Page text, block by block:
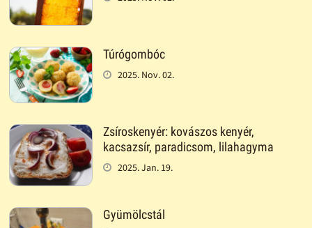
Túrógombóc
2025. Nov. 02.
Zsíroskenyér: kovászos kenyér,
kacsazsír, paradicsom, lilahagyma
2025. Jan. 19.
Gyümölcstál